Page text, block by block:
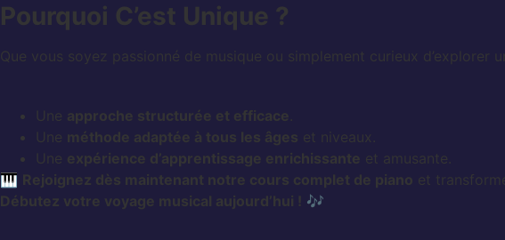
Pourquoi C’est Unique ?
Que vous soyez passionné de musique ou simplement curieux
Une approche structurée et efficace
Une méthode adaptée à tous les âges et niveaux.
Une expérience d’apprentissage enrichissante et amusante.
🎹 Rejoignez dès maintenant notre cours complet de piano et
Débutez votre voyage musical aujourd’hui ! 🎶